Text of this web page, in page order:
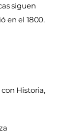
siguen
en el 1800.
Historia,